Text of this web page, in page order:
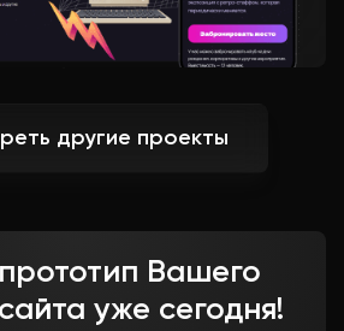
другие проекты
Вашего
уже сегодня!